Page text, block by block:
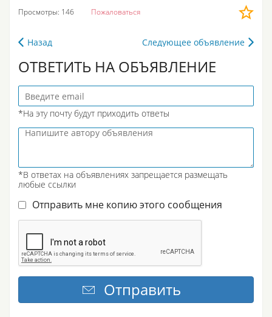
Просмотры: 146 Пожаловаться
Назад Следующее объявление
ОТВЕТИТЬ НА ОБЪЯВЛЕНИЕ
*На эту почту будут приходить ответы
*В ответах на объявлениях запрещается размещать
любые ссылки
Отправить мне копию этого сообщения